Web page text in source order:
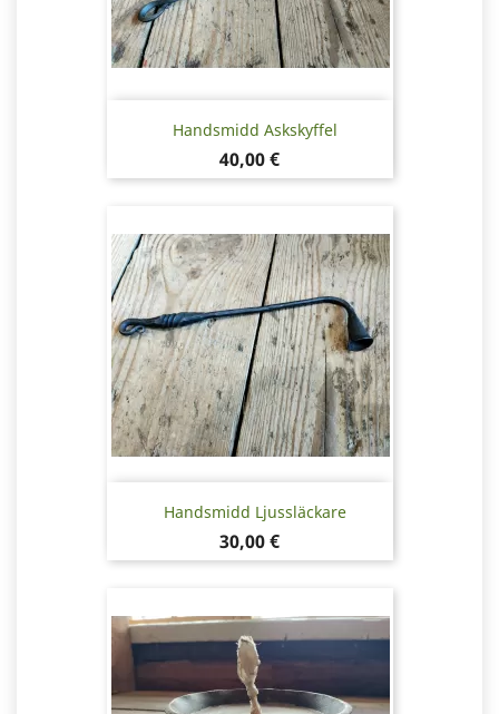
Handsmidd Askskyffel
Pris
40,00 €
Handsmidd Ljussläckare
Pris
30,00 €